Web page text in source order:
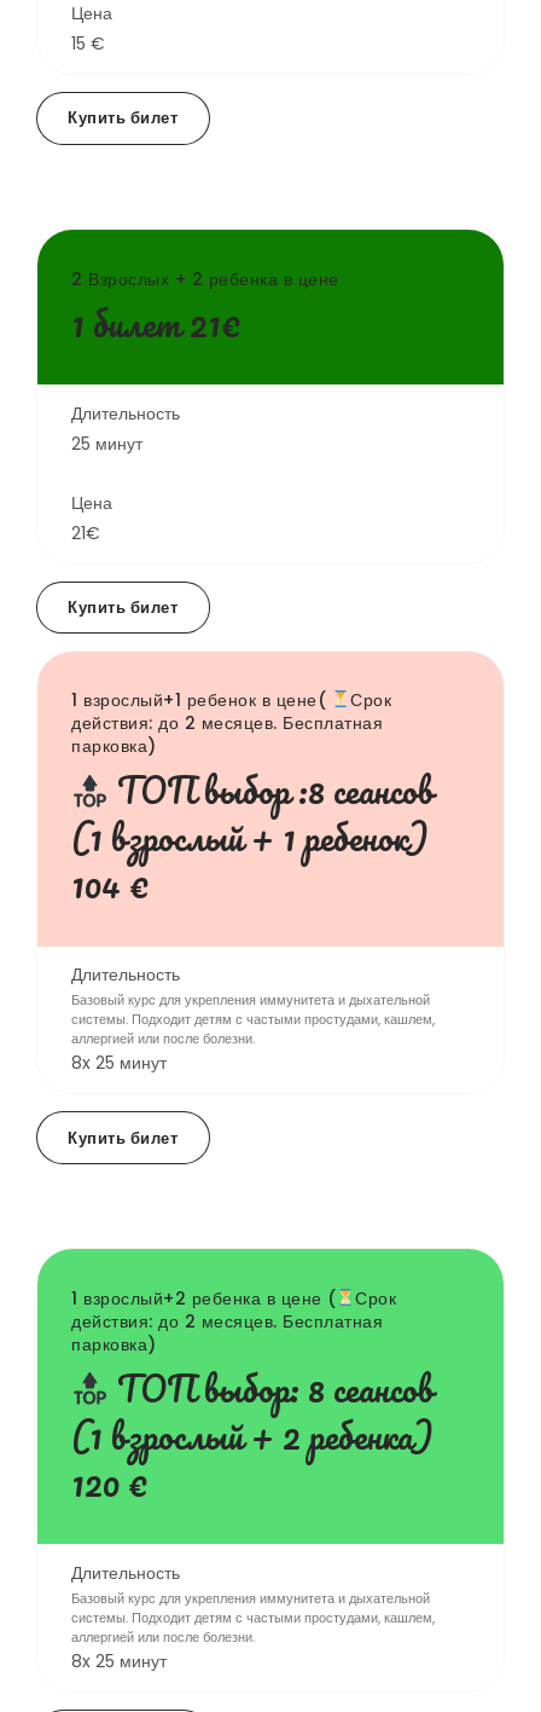
Цена
15 €
Купить билет
2 Взрослых + 2 ребенка в цене
1 билет 21€
Длительность
25 минут
Цена
21€
Купить билет
1 взрослый+1 ребенок в цене(
Срок
действия: до 2 месяцев. Бесплатная
парковка)
TOП выбор :8 сеансов
(1 взрослый + 1 ребенок)
104 €
Длительность
Базовый курс для укрепления иммунитета и дыхательной
системы. Подходит детям с частыми простудами, кашлем,
аллергией или после болезни.
8x 25 минут
Купить билет
1 взрослый+2 ребенка в цене (
Срок
действия: до 2 месяцев. Бесплатная
парковка)
TOП выбор: 8 сеансов
(1 взрослый + 2 ребенка)
120 €
Длительность
Базовый курс для укрепления иммунитета и дыхательной
системы. Подходит детям с частыми простудами, кашлем,
аллергией или после болезни.
8x 25 минут